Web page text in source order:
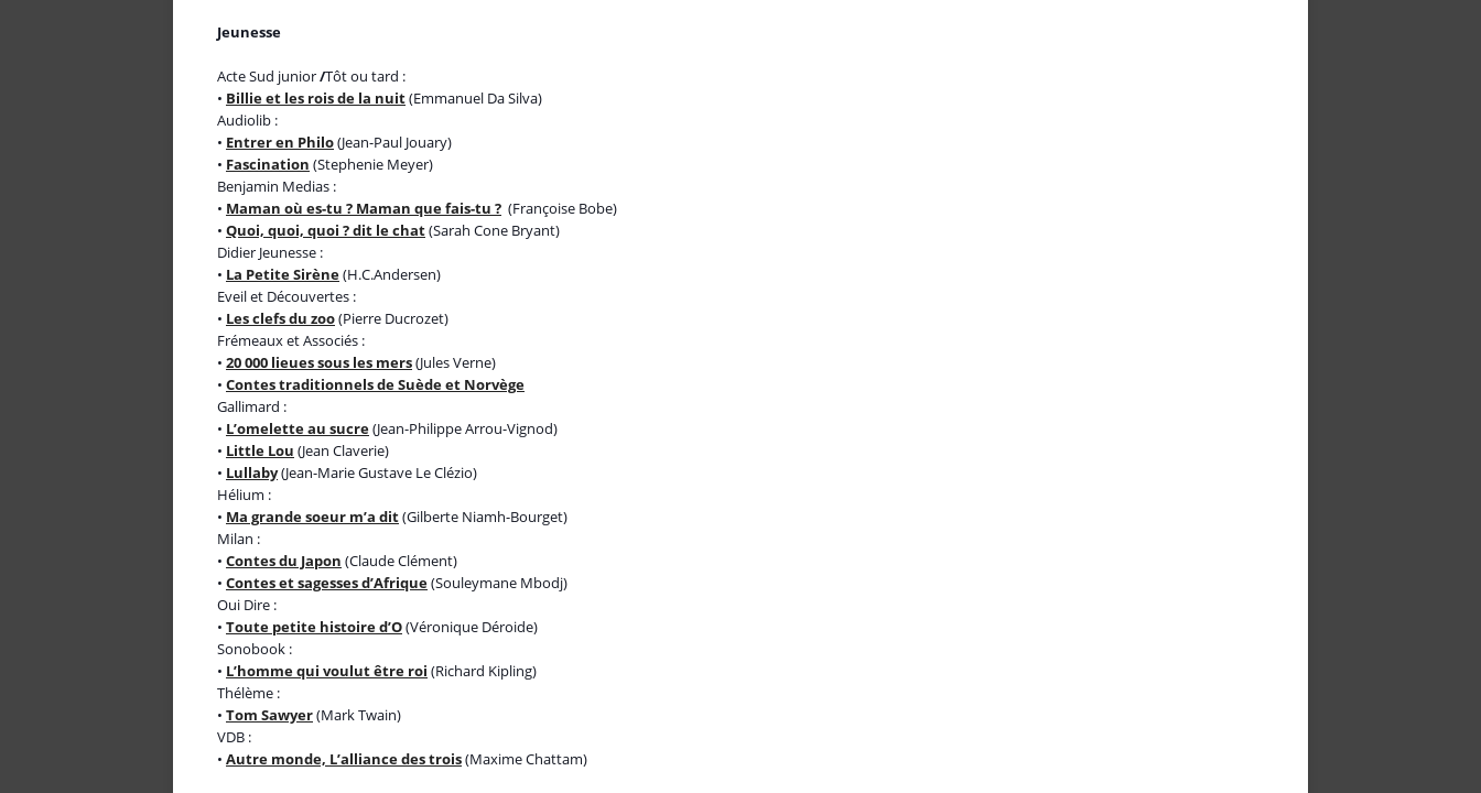
Jeunesse
Acte Sud junior/Tôt ou tard :
• Billie et les rois de la nuit(Emmanuel Da Silva)
Audiolib :
• Entrer en Philo(Jean-Paul Jouary)
• Fascination (Stephenie Meyer)
Benjamin Medias :
• Maman où es-tu ? Maman que fais-tu ? (Françoise Bobe)
• Quoi, quoi, quoi ? dit le chat(Sarah Cone Bryant)
Didier Jeunesse :
• La Petite Sirène(H.C.Andersen)
Eveil et Découvertes :
• Les clefs du zoo(Pierre Ducrozet)
Frémeaux et Associés :
• 20 000 lieues sous les mers(Jules Verne)
• Contes traditionnels de Suède et Norvège
Gallimard :
• L’omelette au sucre(Jean-Philippe Arrou-Vignod)
• Little Lou (Jean Claverie)
• Lullaby(Jean-Marie Gustave Le Clézio)
Hélium :
• Ma grande soeur m’a dit(Gilberte Niamh-Bourget)
Milan :
• Contes du Japon (Claude Clément)
• Contes et sagesses d’Afrique(Souleymane Mbodj)
Oui Dire :
• Toute petite histoire d’O(Véronique Déroide)
Sonobook :
• L’homme qui voulut être roi (Richard Kipling)
Thélème :
• Tom Sawyer(Mark Twain)
VDB :
• Autre monde, L’alliance des trois(Maxime Chattam)